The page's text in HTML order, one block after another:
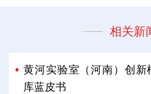
相关新
黄河实验室（河南）创新
库蓝皮书